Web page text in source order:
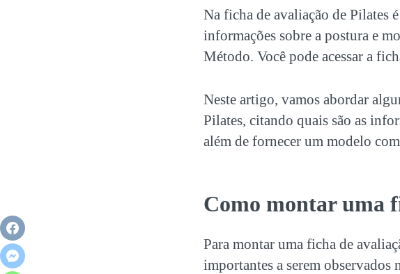
Na ficha de avaliação de Pilates
informações sobre a postura e
Método. Você pode acessar a
Neste artigo, vamos abordar
Pilates, citando quais são as
além de fornecer um modelo
Como montar uma
Para montar uma ficha de
importantes a serem